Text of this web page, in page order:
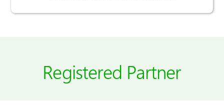
Registered Partner